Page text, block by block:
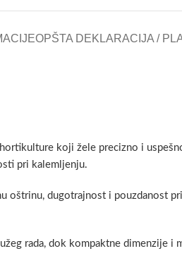
OPŠTA DEKLARACIJA /
koji žele precizno i
pri kalemljenju.
dugotrajnost i pouzdanost
rada, dok kompaktne dimenzije